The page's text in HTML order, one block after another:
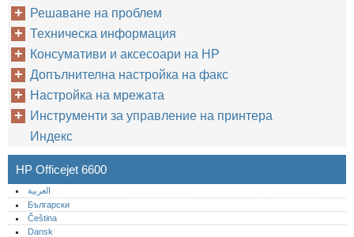
Решаване на проблем
Техническа информация
Консумативи и аксесоари на HP
Допълнителна настройка на факс
Настройка на мрежата
Инструменти за управление на принтера
Индекс
HP Officejet 6600
العربية
Български
Čeština
Dansk